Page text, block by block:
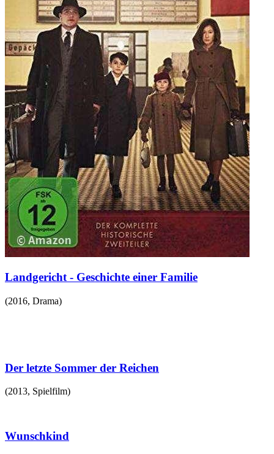
Landgericht - Geschichte einer Familie
(2016, Drama)
Der letzte Sommer der Reichen
(2013, Spielfilm)
Wunschkind